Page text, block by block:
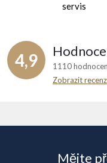
servis
4,9
1110
Zobrazit
Mějte